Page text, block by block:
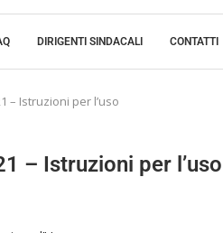
DIRIGENTI SINDACALI CONTATTI
– Istruzioni per l’uso
– Istruzioni per l’uso